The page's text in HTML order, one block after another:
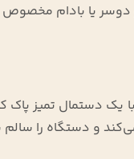
دوسر یا بادام
یک دستمال تمیز پاک
و دستگاه را